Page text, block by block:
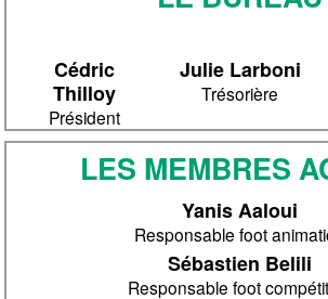
Cédric
Thilloy
Président
Julie Larboni
Trésorière
LES MEMBRES
Yanis Aaloui
Responsable foot
Sébastien Belili
Responsable foot